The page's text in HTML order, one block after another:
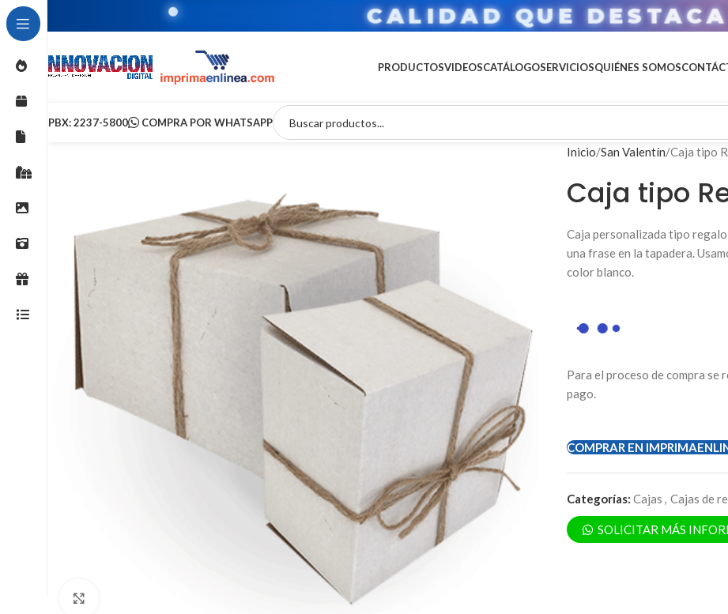
TU MARCA EN GRAN
PRODUCTOSVIDEOSCATÁLOGOSERVICIOSQUIÉNES SOMOS
PBX: 2237-5800 COMPRA POR WHATSAPP
Inicio San Valentín Caja tipo
Caja tipo
Caja personalizada tipo
una frase en la tapadera.
color blanco.
Para el proceso de compra se
pago.
COMPRAR EN
Categorías: Cajas , Cajas de
SOLICITAR MÁS